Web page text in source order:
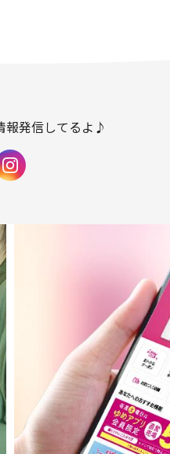
報発信してるよ♪